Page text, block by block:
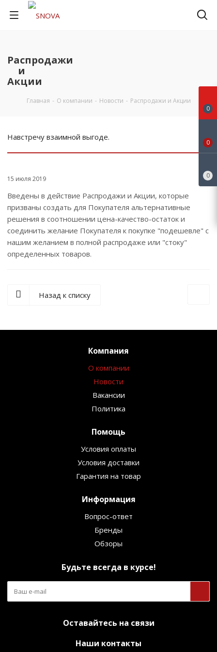
Распродажи
и
Акции
Главная - О компании - Новости - Распродажи и Акции
Навстречу взаимной выгоде.
15 июля 2019
Введены в действие Распродажи и Акции, которые
призваны создать для Покупателя альтернативные
решения в соотношении цена-качество-остаток и
соединить желание Покупателя к покупке "подешевле" с
нашим желанием в полной распродаже или "стоку"
определенных товаров.
Назад к списку
Компания
О компании
Новости
Вакансии
Политика
Помощь
Условия оплаты
Условия доставки
Гарантия на товар
Информация
Вопрос-ответ
Бренды
Обзоры
Будьте всегда в курсе!
Оставайтесь на связи
Наши контакты
0
0
0